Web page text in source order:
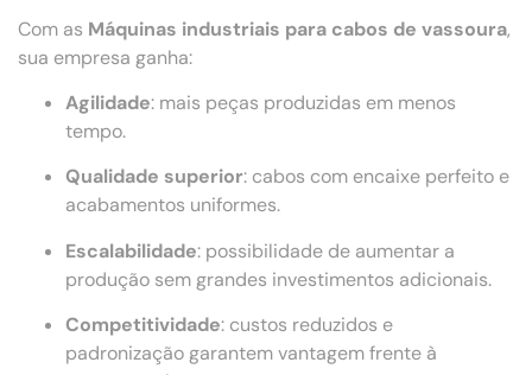
Com as Máquinas industriais para cabos de vassoura,
sua empresa ganha:
Agilidade: mais peças produzidas em menos
tempo.
Qualidade superior: cabos com encaixe perfeito e
acabamentos uniformes.
Escalabilidade: possibilidade de aumentar a
produção sem grandes investimentos adicionais.
Competitividade: custos reduzidos e
padronização garantem vantagem frente à